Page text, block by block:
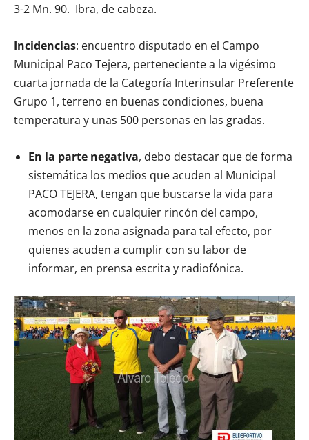
3-2 Mn. 90. Ibra, de cabeza.
Incidencias: encuentro disputado en el Campo
Municipal Paco Tejera, perteneciente a la vigésimo
cuarta jornada de la Categoría Interinsular Preferente
Grupo 1, terreno en buenas condiciones, buena
temperatura y unas 500 personas en las gradas.
En la parte negativa, debo destacar que de forma
sistemática los medios que acuden al Municipal
PACO TEJERA, tengan que buscarse la vida para
acomodarse en cualquier rincón del campo,
menos en la zona asignada para tal efecto, por
quienes acuden a cumplir con su labor de
informar, en prensa escrita y radiofónica.